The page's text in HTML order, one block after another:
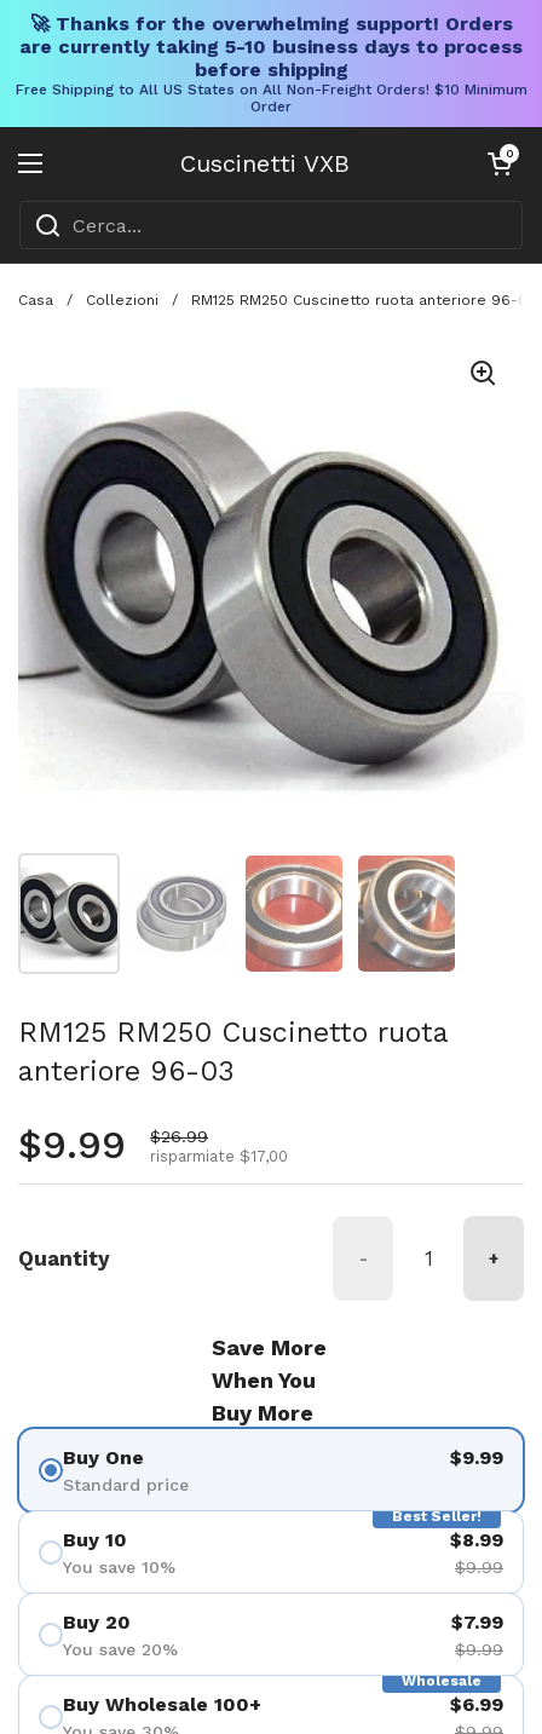
🚀 Thanks for the overwhelming support! Orders
are currently taking 5-10 business days to process
before shipping
Free Shipping to All US States on All Non-Freight Orders! $10 Minimum
Order
Cuscinetti VXB
Aprire il menu
Carrello
0
Casa / Collezioni / RM125 RM250 Cuscinetto ruota anteriore 96-03
Mostra diapositiva 2Mostra diapositiva 3
Mostra
RM125 RM250 Cuscinetto ruota
anteriore 96-03
Prezzo normale
$9.99 Prezzo di vendita
$26.99
risparmiate $17,00
Quantity - +
Save More
When You
Buy More
Buy One
Standard price
$9.99
Best Seller!
Buy 10
You save 10%
$8.99
$9.99
Buy 20
You save 20%
$7.99
$9.99
Wholesale
Buy Wholesale 100+ $6.99